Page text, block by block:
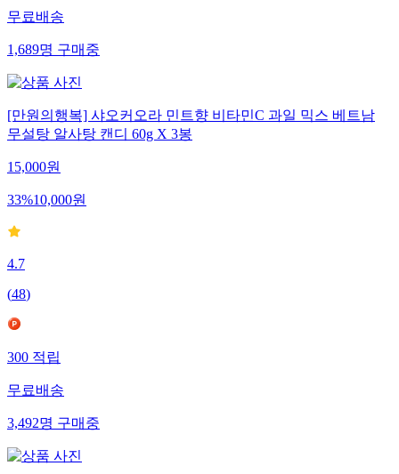
무료배송
1,689명 구매중
[만원의행복] 샤오커오라 민트향 비타민C 과일 믹스 베트남
무설탕 알사탕 캔디 60g X 3봉
15,000원
33%10,000원
4.7
(48)
300 적립
무료배송
3,492명 구매중